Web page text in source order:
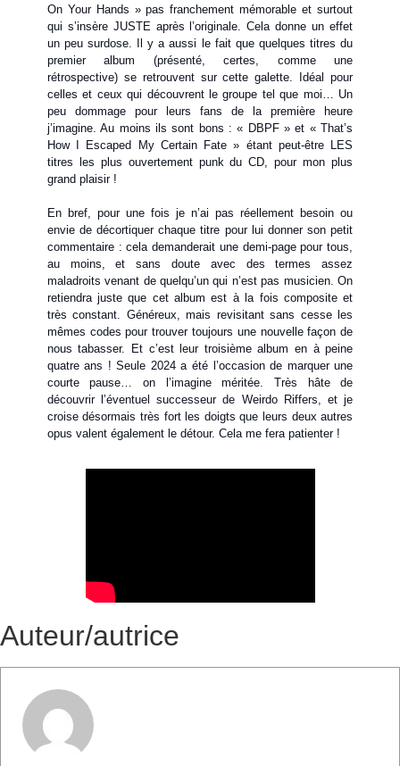
On Your Hands » pas franchement mémorable et surtout
qui s’insère JUSTE après l’originale. Cela donne un effet
un peu surdose. Il y a aussi le fait que quelques titres du
premier album (présenté, certes, comme une
rétrospective) se retrouvent sur cette galette. Idéal pour
celles et ceux qui découvrent le groupe tel que moi… Un
peu dommage pour leurs fans de la première heure
j’imagine. Au moins ils sont bons : « DBPF » et « That’s
How I Escaped My Certain Fate » étant peut-être LES
titres les plus ouvertement punk du CD, pour mon plus
grand plaisir !
En bref, pour une fois je n’ai pas réellement besoin ou
envie de décortiquer chaque titre pour lui donner son petit
commentaire : cela demanderait une demi-page pour tous,
au moins, et sans doute avec des termes assez
maladroits venant de quelqu’un qui n’est pas musicien. On
retiendra juste que cet album est à la fois composite et
très constant. Généreux, mais revisitant sans cesse les
mêmes codes pour trouver toujours une nouvelle façon de
nous tabasser. Et c’est leur troisième album en à peine
quatre ans ! Seule 2024 a été l’occasion de marquer une
courte pause… on l’imagine méritée. Très hâte de
découvrir l’éventuel successeur de Weirdo Riffers, et je
croise désormais très fort les doigts que leurs deux autres
opus valent également le détour. Cela me fera patienter !
Auteur/autrice